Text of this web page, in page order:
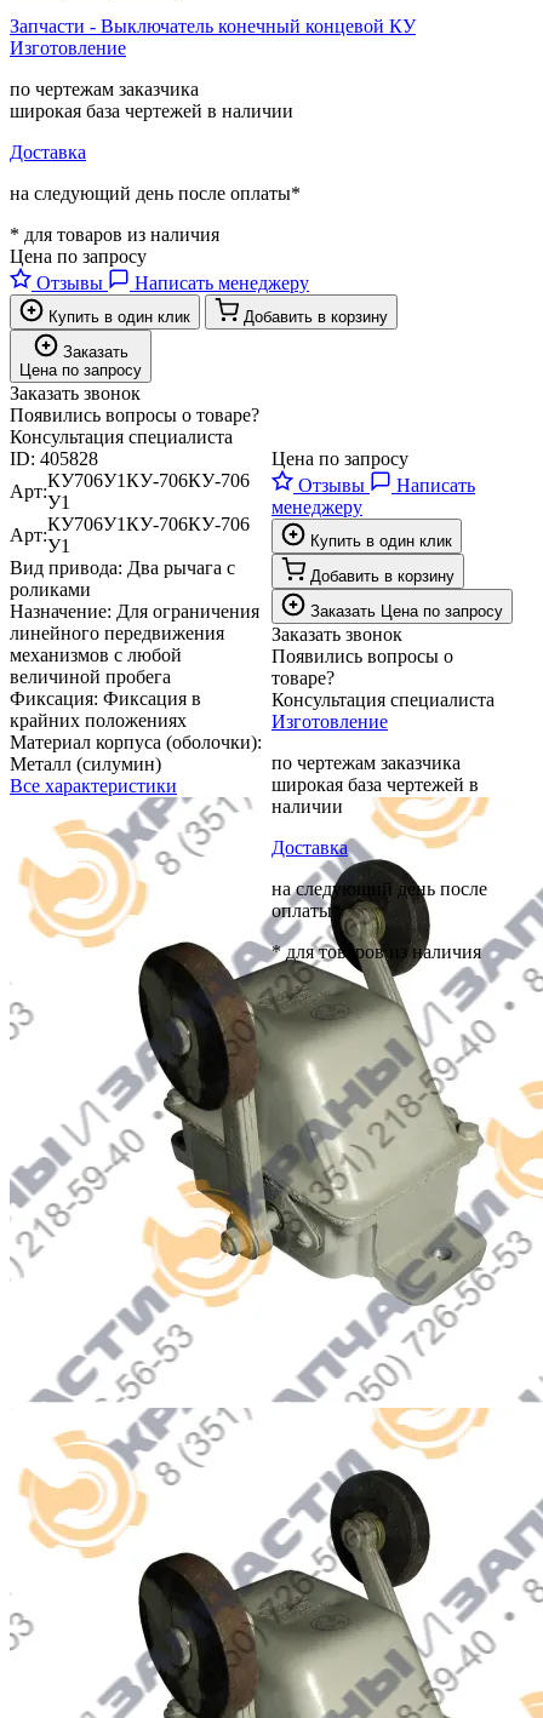
Запчасти - Выключатель конечный концевой КУ
Изготовление
по чертежам заказчика
широкая база чертежей в наличии
Доставка
на следующий день после оплаты*
* для товаров из наличия
Цена по запросу
Отзывы
Написать менеджеру
Купить в один клик
Добавить в корзину
Заказать
Цена по запросу
Заказать звонок
Появились вопросы о товаре?
Консультация специалиста
ID: 405828
Арт:
КУ706У1КУ-706КУ-706
У1
Арт:
КУ706У1КУ-706КУ-706
У1
Вид привода: Два рычага с
роликами
Назначение: Для ограничения
линейного передвижения
механизмов с любой
величиной пробега
Фиксация: Фиксация в
крайних положениях
Материал корпуса (оболочки):
Металл (силумин)
Все характеристики
Цена по запросу
Отзывы
Написать
менеджеру
Купить в один клик
Добавить в корзину
Заказать Цена по запросу
Заказать звонок
Появились вопросы о
товаре?
Консультация специалиста
Изготовление
по чертежам заказчика
широкая база чертежей в
наличии
Доставка
на следующий день после
оплаты*
* для товаров из наличия